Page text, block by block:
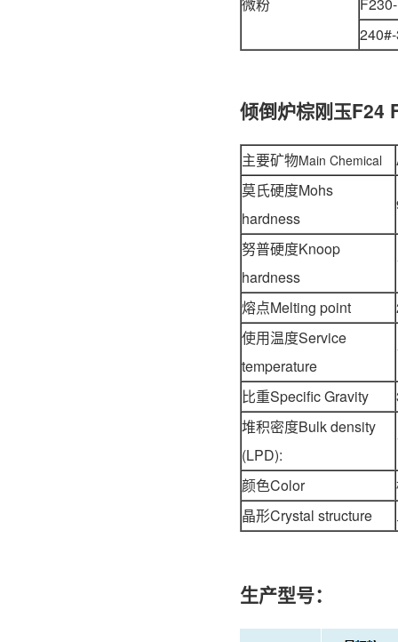
微粉
倾倒炉棕刚玉F24
主要矿物Main Chemical
莫氏硬度Mohs
hardness
努普硬度Knoop
hardness
熔点Melting point
使用温度Service
temperature
比重Specific Gravity
堆积密度Bulk density
(LPD):
颜色Color
晶形Crystal structure
生产型号：